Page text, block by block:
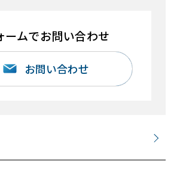
ームでお問い合わせ
お問い合わせ